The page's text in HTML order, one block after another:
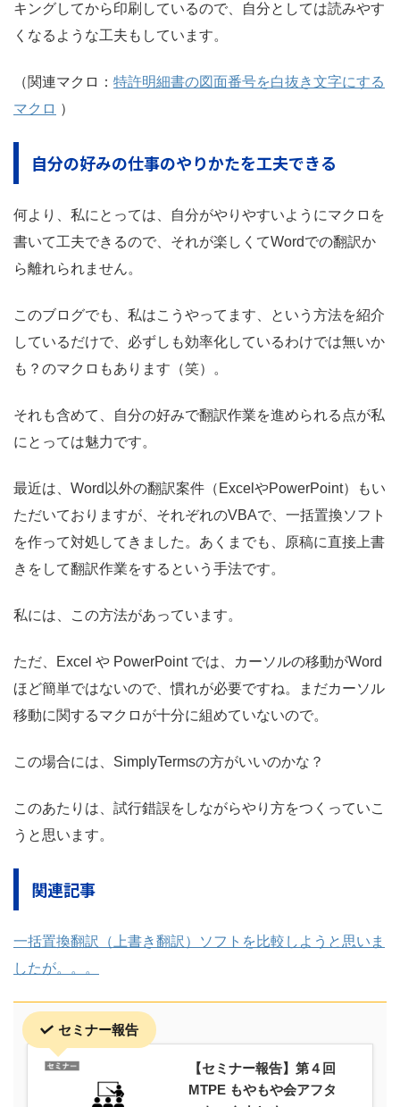
キングしてから印刷しているので、自分としては読みやす
くなるような工夫もしています。
（関連マクロ： 特許明細書の図面番号を白抜き文字にする
マクロ ）
自分の好みの仕事のやりかたを工夫できる
何より、私にとっては、自分がやりやすいようにマクロを
書いて工夫できるので、それが楽しくてWordでの翻訳か
ら離れられません。
このブログでも、私はこうやってます、という方法を紹介
しているだけで、必ずしも効率化しているわけでは無いか
も？のマクロもあります（笑）。
それも含めて、自分の好みで翻訳作業を進められる点が私
にとっては魅力です。
最近は、Word以外の翻訳案件（ExcelやPowerPoint）もい
ただいておりますが、それぞれのVBAで、一括置換ソフト
を作って対処してきました。あくまでも、原稿に直接上書
きをして翻訳作業をするという手法です。
私には、この方法があっています。
ただ、Excel や PowerPoint では、カーソルの移動がWord
ほど簡単ではないので、慣れが必要ですね。まだカーソル
移動に関するマクロが十分に組めていないので。
この場合には、SimplyTermsの方がいいのかな？
このあたりは、試行錯誤をしながらやり方をつくっていこ
うと思います。
関連記事
一括置換翻訳（上書き翻訳）ソフトを比較しようと思いま
したが。。。
セミナー報告
【セミナー報告】第４回
MTPE もやもや会アフタ